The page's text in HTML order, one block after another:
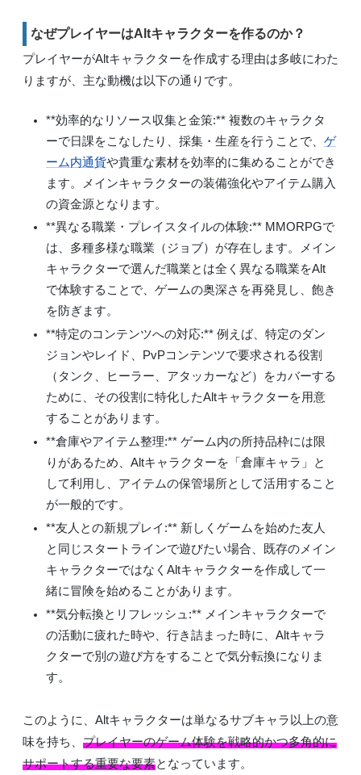
なぜプレイヤーはAltキャラクターを作るのか？
プレイヤーがAltキャラクターを作成する理由は多岐にわた
りますが、主な動機は以下の通りです。
**効率的なリソース収集と金策:**複数のキャラクタ
ーで日課をこなしたり、採集・生産を行うことで、 ゲ
ーム内通貨や貴重な素材を効率的に集めることができ
ます。メインキャラクターの装備強化やアイテム購入
の資金源となります。
**異なる職業・プレイスタイルの体験:**MMORPGで
は、多種多様な職業（ジョブ）が存在します。メイン
キャラクターで選んだ職業とは全く異なる職業をAlt
で体験することで、ゲームの奥深さを再発見し、飽き
を防ぎます。
**特定のコンテンツへの対応:**例えば、特定のダン
ジョンやレイド、PvPコンテンツで要求される役割
（タンク、ヒーラー、アタッカーなど）をカバーする
ために、その役割に特化したAltキャラクターを用意
することがあります。
**倉庫やアイテム整理:**ゲーム内の所持品枠には限
りがあるため、Altキャラクターを「倉庫キャラ」と
して利用し、アイテムの保管場所として活用すること
が一般的です。
**友人との新規プレイ:**新しくゲームを始めた友人
と同じスタートラインで遊びたい場合、既存のメイン
キャラクターではなくAltキャラクターを作成して一
緒に冒険を始めることがあります。
**気分転換とリフレッシュ:**メインキャラクターで
の活動に疲れた時や、行き詰まった時に、Altキャラ
クターで別の遊び方をすることで気分転換になりま
す。
このように、Altキャラクターは単なるサブキャラ以上の意
味を持ち、 プレイヤーのゲーム体験を戦略的かつ多角的に
サポートする重要な要素となっています。